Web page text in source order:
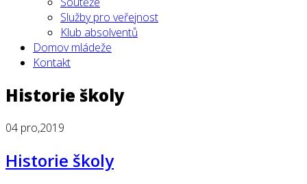
Služby pro veřejnost
Klub absolventů
Domov mládeže
Kontakt
Historie školy
04 pro,2019
Historie školy